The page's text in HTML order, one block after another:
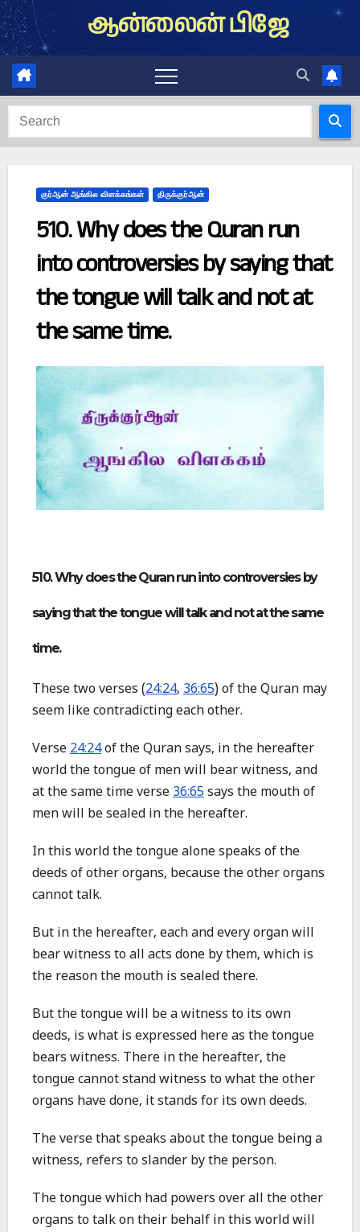
Skip
to
content
ஆன்லைன் பிஜே
குர்ஆன் ஆங்கில விளக்கங்கள் திருக்குர்ஆன்
510. Why does the Quran run
into controversies by saying that
the tongue will talk and not at
the same time.
510. Why does the Quran run into controversies by
saying that the tongue will talk and not at the same
time.
These two verses (24:24, 36:65) of the Quran may
seem like contradicting each other.
Verse 24:24of the Quran says, in the hereafter
world the tongue of men will bear witness, and
at the same time verse 36:65 says the mouth of
men will be sealed in the hereafter.
In this world the tongue alone speaks of the
deeds of other organs, because the other organs
cannot talk.
But in the hereafter, each and every organ will
bear witness to all acts done by them, which is
the reason the mouth is sealed there.
But the tongue will be a witness to its own
deeds, is what is expressed here as the tongue
bears witness. There in the hereafter, the
tongue cannot stand witness to what the other
organs have done, it stands for its own deeds.
The verse that speaks about the tongue being a
witness, refers to slander by the person.
The tongue which had powers over all the other
organs to talk on their behalf in this world will